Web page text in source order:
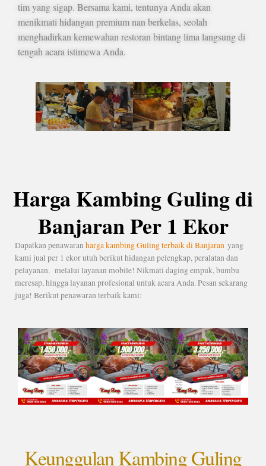
tim yang sigap. Bersama kami, tentunya Anda akan
menikmati hidangan premium nan berkelas, seolah
menghadirkan kemewahan restoran bintang lima langsung di
tengah acara istimewa Anda.
Harga Kambing Guling di
Banjaran Per 1 Ekor
Dapatkan penawaran harga kambing Guling terbaik di Banjaran yang
kami jual per 1 ekor utuh berikut hidangan pelengkap, peralatan dan
pelayanan. melalui layanan mobile! Nikmati daging empuk, bumbu
meresap, hingga layanan profesional untuk acara Anda. Pesan sekarang
juga! Berikut penawaran terbaik kami:
Keunggulan Kambing Guling